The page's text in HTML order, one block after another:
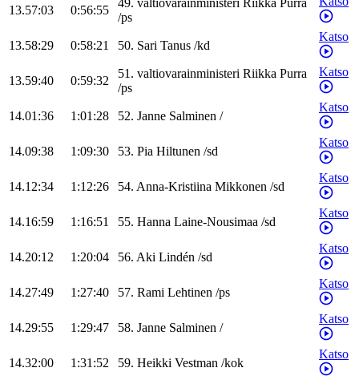
13.57:03 0:56:55
49. valtiovarainministeri Riikka Purra
/ps
13.58:29 0:58:21 50. Sari Tanus /kd
Katso
13.59:40 0:59:32
51. valtiovarainministeri Riikka Purra
/ps
Katso
14.01:36 1:01:28 52. Janne Salminen /
Katso
14.09:38 1:09:30 53. Pia Hiltunen /sd
Katso
14.12:34 1:12:26 54. Anna-Kristiina Mikkonen /sd
Katso
14.16:59 1:16:51 55. Hanna Laine-Nousimaa /sd
Katso
14.20:12 1:20:04 56. Aki Lindén /sd
Katso
14.27:49 1:27:40 57. Rami Lehtinen /ps
Katso
14.29:55 1:29:47 58. Janne Salminen /
Katso
14.32:00 1:31:52 59. Heikki Vestman /kok
Katso